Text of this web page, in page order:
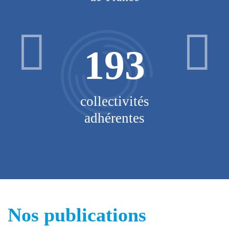
5,9
millions
d'habitants
Nos publications